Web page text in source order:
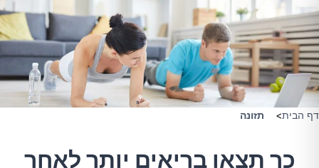
דף הבית> תזונה
כך תצאו בריאים יותר לאחר